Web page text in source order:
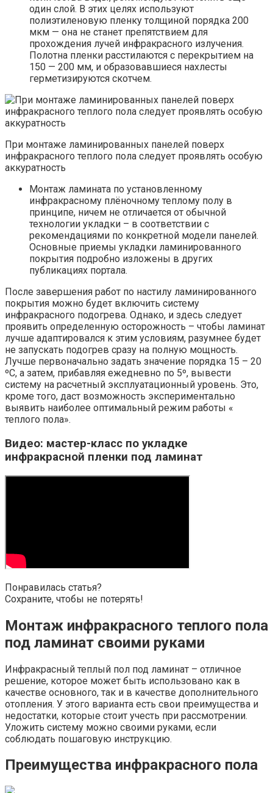
один слой. В этих целях используют
полиэтиленовую пленку толщиной порядка 200
мкм — она не станет препятствием для
прохождения лучей инфракрасного излучения.
Полотна пленки расстилаются с перекрытием на
150 — 200 мм, и образовавшиеся нахлесты
герметизируются скотчем.
При монтаже ламинированных панелей поверх
инфракрасного теплого пола следует проявлять особую
аккуратность
Монтаж ламината по установленному
инфракрасному плёночному теплому полу в
принципе, ничем не отличается от обычной
технологии укладки – в соответствии с
рекомендациями по конкретной модели панелей.
Основные приемы укладки ламинированного
покрытия подробно изложены в других
публикациях портала.
После завершения работ по настилу ламинированного
покрытия можно будет включить систему
инфракрасного подогрева. Однако, и здесь следует
проявить определенную осторожность – чтобы ламинат
лучше адаптировался к этим условиям, разумнее будет
не запускать подогрев сразу на полную мощность.
Лучше первоначально задать значение порядка 15 – 20
ºС, а затем, прибавляя ежедневно по 5º, вывести
систему на расчетный эксплуатационный уровень. Это,
кроме того, даст возможность экспериментально
выявить наиболее оптимальный режим работы «
теплого пола».
Видео: мастер-класс по укладке
инфракрасной пленки под ламинат
Понравилась статья?
Сохраните, чтобы не потерять!
Монтаж инфракрасного теплого пола
под ламинат своими руками
Инфракрасный теплый пол под ламинат – отличное
решение, которое может быть использовано как в
качестве основного, так и в качестве дополнительного
отопления. У этого варианта есть свои преимущества и
недостатки, которые стоит учесть при рассмотрении.
Уложить систему можно своими руками, если
соблюдать пошаговую инструкцию.
Преимущества инфракрасного пола